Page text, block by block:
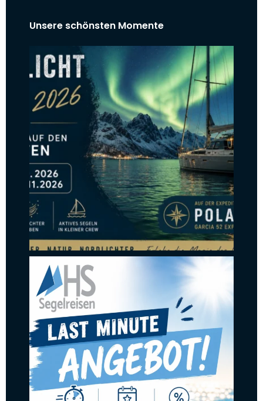
Unsere schönsten Momente